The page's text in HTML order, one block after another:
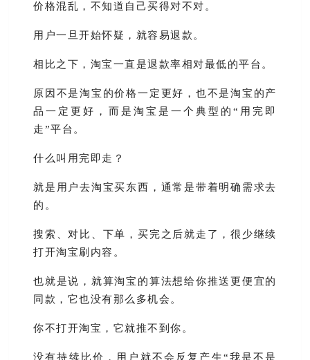
价格混乱，不知道自己买得对不对。
用户一旦开始怀疑，就容易退款。
相比之下，淘宝一直是退款率相对最低的平台。
原因不是淘宝的价格一定更好，也不是淘宝的产
品一定更好，而是淘宝是一个典型的“用完即
走”平台。
什么叫用完即走？
就是用户去淘宝买东西，通常是带着明确需求去
的。
搜索、对比、下单，买完之后就走了，很少继续
打开淘宝刷内容。
也就是说，就算淘宝的算法想给你推送更便宜的
同款，它也没有那么多机会。
你不打开淘宝，它就推不到你。
没有持续比价，用户就不会反复产生“我是不是